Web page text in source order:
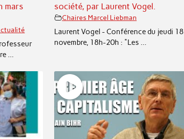
mars
...
société, par Laurent Vogel.
Chaires Marcel Liebman
Laurent Vogel - Conférence du jeudi 18
novembre, 18h-20h : "Les ...